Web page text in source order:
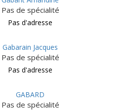
Pas de spécialité
Pas d'adresse
Gabarain Jacques
Pas de spécialité
Pas d'adresse
GABARD
Pas de spécialité